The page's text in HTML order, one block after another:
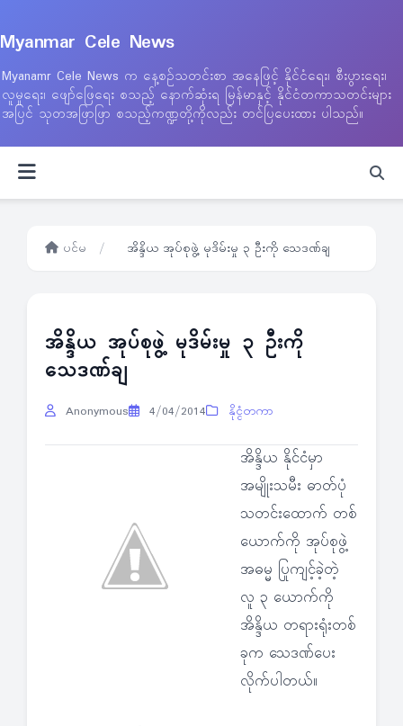
Myanmar Cele News
Myanamr Cele News က နေ့စဉ်သတင်းစာ အနေဖြင့် နိုင်ငံရေး၊ စီးပွားရေး၊
လူမှုရေး၊ ဖျော်ဖြေရေး စသည့် နောက်ဆုံးရ မြန်မာနှင့် နိုင်ငံတကာသတင်းများ
အပြင် သုတအဖြာဖြာ စသည့်ကဏ္ဍတို့ကိုလည်း တင်ပြပေးထား ပါသည်။
ပင်မ / အိန္ဒိယ အုပ်စုဖွဲ့ မုဒိမ်းမှု ၃ ဦးကို သေဒဏ်ချ
အိန္ဒိယ အုပ်စုဖွဲ့ မုဒိမ်းမှု ၃ ဦးကို
သေဒဏ်ချ
Anonymous 4/04/2014 နိုင္ငံတကာ
အိန္ဒိယ နိုင်ငံမှာ
အမျိုးသမီး ဓာတ်ပုံ
သတင်းထောက် တစ်
ယောက်ကို အုပ်စုဖွဲ့
အဓမ္မ ပြုကျင့်ခဲ့တဲ့
လူ ၃ ယောက်ကို
အိန္ဒိယ တရားရုံးတစ်
ခုက သေဒဏ်ပေး
လိုက်ပါတယ်။